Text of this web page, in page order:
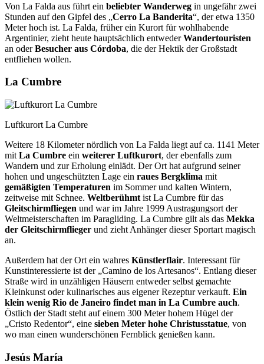
Von La Falda aus führt ein beliebter Wanderweg in ungefähr zwei
Stunden auf den Gipfel des „Cerro La Banderita“, der etwa 1350
Meter hoch ist. La Falda, früher ein Kurort für wohlhabende
Argentinier, zieht heute hauptsächlich entwederWandertouristen
an oderBesucher aus Córdoba, die der Hektik der Großstadt
entfliehen wollen.
La Cumbre
Luftkurort La Cumbre
Weitere 18 Kilometer nördlich von La Falda liegt auf ca. 1141 Meter
mit La Cumbre ein weiterer Luftkurort, der ebenfalls zum
Wandern und zur Erholung einlädt. Der Ort hat auf­grund seiner
hohen und ungeschützten Lage ein raues Bergklima mit
gemäßigten Tempe­raturen im Sommer und kalten Wintern,
zeitweise mit Schnee. Weltberühmt ist La Cumbre für das
Gleitschirmfliegen und war im Jahre 1999 Austragungsort der
Weltmeisterschaften im Paragliding. La Cumbre gilt als das Mekka
der Gleitschirmflieger und zieht Anhänger dieser Sportart magisch
an.
Außerdem hat der Ort ein wahres Künstlerflair. Interessant für
Kunstinteressierte ist der „Camino de los Artesanos“. Entlang dieser
Straße wird in unzähligen Häusern entweder selbst gemachte
Kleinkunst oder kulinarisches aus eigener Rezeptur verkauft. Ein
klein wenig Rio de Janeiro findet man in La Cumbre auch.
Östlich der Stadt steht auf einem 300 Meter hohem Hügel der
„Cristo Redentor“, eine sieben Meter hohe Christusstatue, von
wo man einen wunderschönen Fernblick genießen kann.
Jesús María